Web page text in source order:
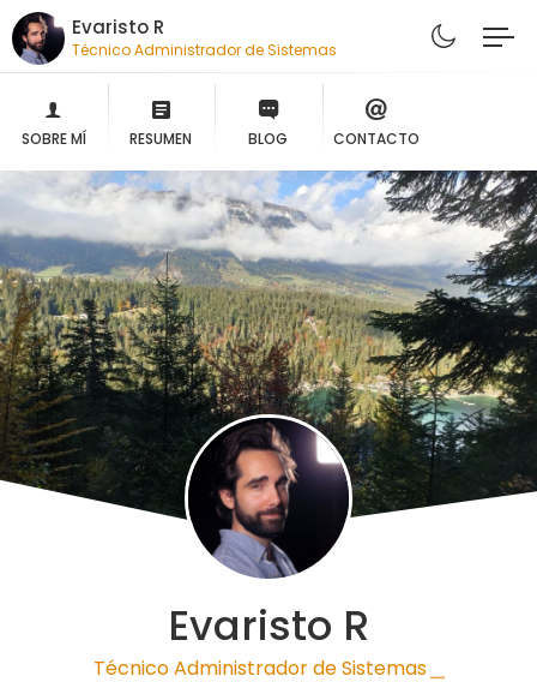
Evaristo R
Técnico Administrador de Sistemas
SOBRE MÍ RESUMEN BLOG CONTACTO
Evaristo R
Técnico Administrador de Sistemas |